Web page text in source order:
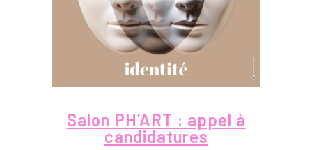
Salon PH’ART : appel à
candidatures